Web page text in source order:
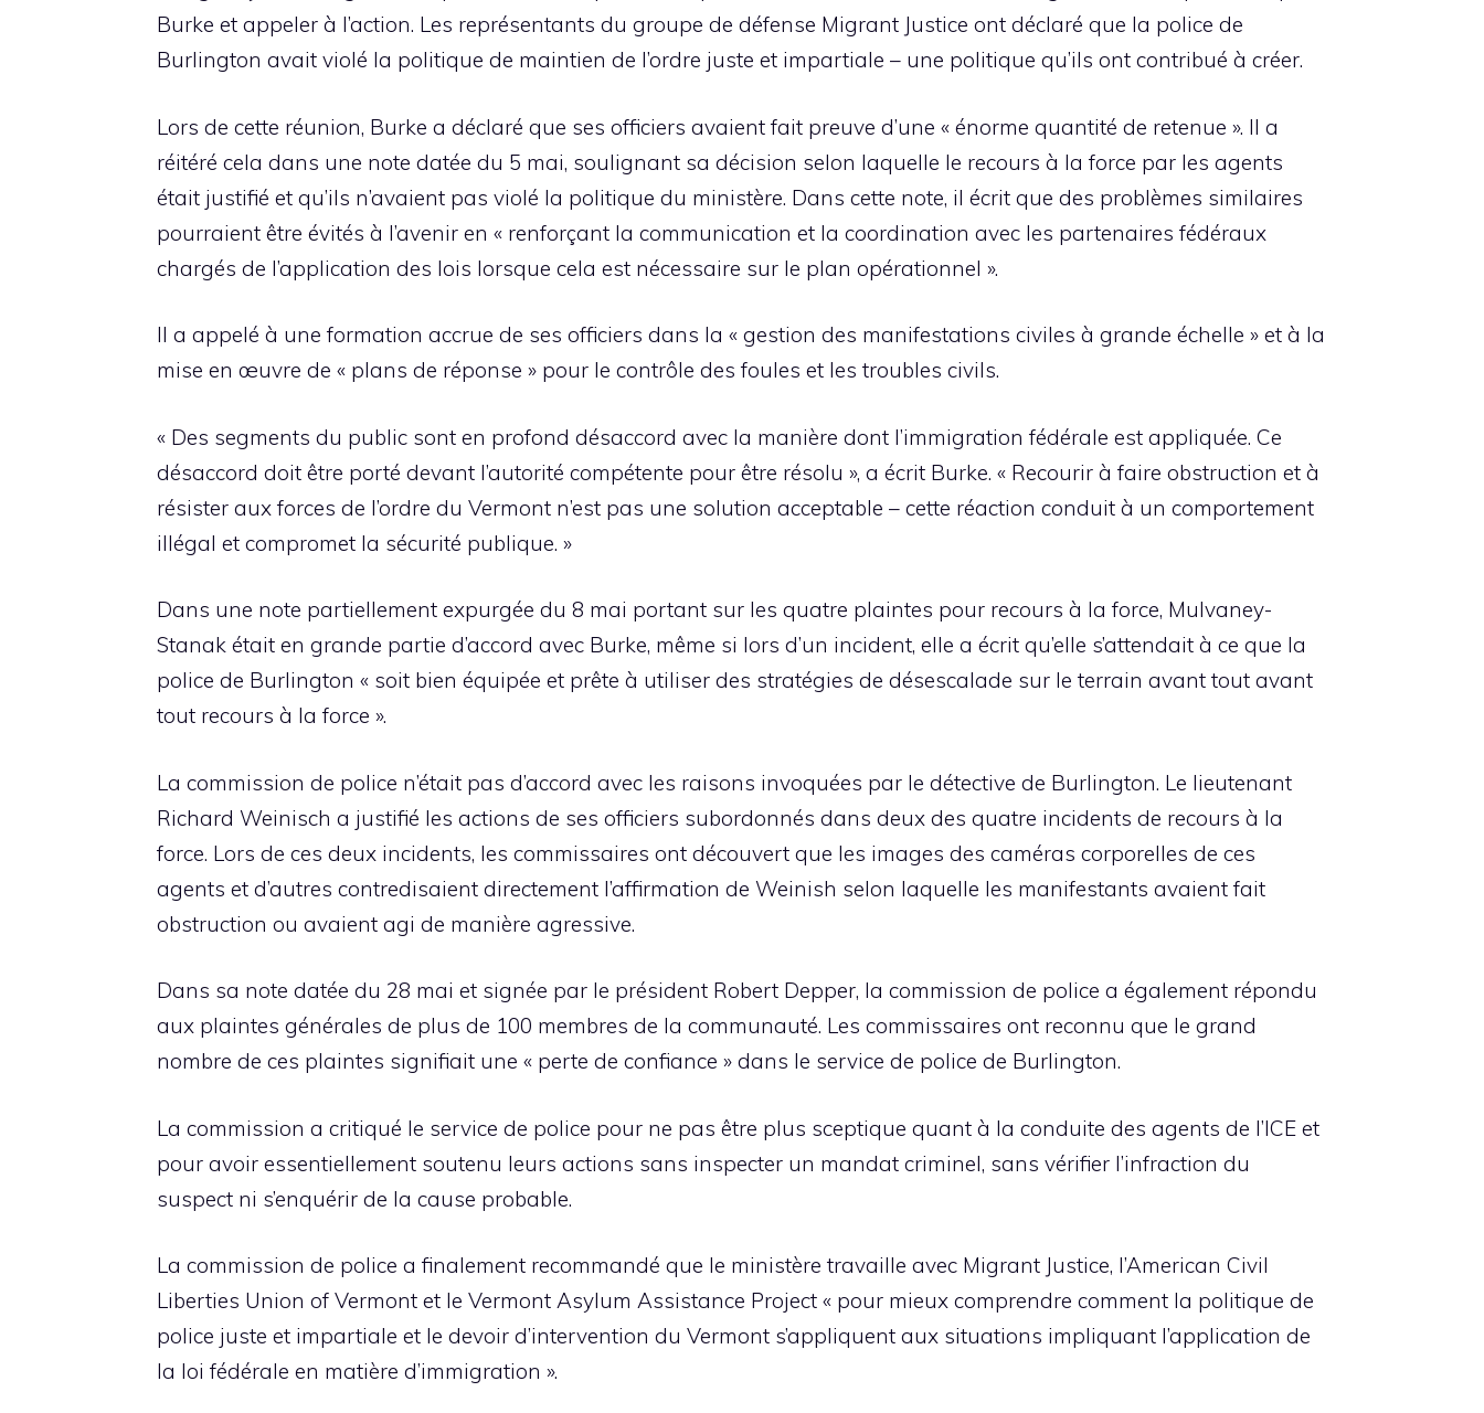
Burke et appeler à l’action. Les représentants du groupe de défense Migrant Justice ont déclaré que la police de
Burlington avait violé la politique de maintien de l’ordre juste et impartiale – une politique qu’ils ont contribué à créer.
Lors de cette réunion, Burke a déclaré que ses officiers avaient fait preuve d’une « énorme quantité de retenue ». Il a
réitéré cela dans une note datée du 5 mai, soulignant sa décision selon laquelle le recours à la force par les agents
était justifié et qu’ils n’avaient pas violé la politique du ministère. Dans cette note, il écrit que des problèmes similaires
pourraient être évités à l’avenir en « renforçant la communication et la coordination avec les partenaires fédéraux
chargés de l’application des lois lorsque cela est nécessaire sur le plan opérationnel ».
Il a appelé à une formation accrue de ses officiers dans la « gestion des manifestations civiles à grande échelle » et à la
mise en œuvre de « plans de réponse » pour le contrôle des foules et les troubles civils.
« Des segments du public sont en profond désaccord avec la manière dont l’immigration fédérale est appliquée. Ce
désaccord doit être porté devant l’autorité compétente pour être résolu », a écrit Burke. « Recourir à faire obstruction et à
résister aux forces de l’ordre du Vermont n’est pas une solution acceptable – cette réaction conduit à un comportement
illégal et compromet la sécurité publique. »
Dans une note partiellement expurgée du 8 mai portant sur les quatre plaintes pour recours à la force, Mulvaney-
Stanak était en grande partie d’accord avec Burke, même si lors d’un incident, elle a écrit qu’elle s’attendait à ce que la
police de Burlington « soit bien équipée et prête à utiliser des stratégies de désescalade sur le terrain avant tout avant
tout recours à la force ».
La commission de police n’était pas d’accord avec les raisons invoquées par le détective de Burlington. Le lieutenant
Richard Weinisch a justifié les actions de ses officiers subordonnés dans deux des quatre incidents de recours à la
force. Lors de ces deux incidents, les commissaires ont découvert que les images des caméras corporelles de ces
agents et d’autres contredisaient directement l’affirmation de Weinish selon laquelle les manifestants avaient fait
obstruction ou avaient agi de manière agressive.
Dans sa note datée du 28 mai et signée par le président Robert Depper, la commission de police a également répondu
aux plaintes générales de plus de 100 membres de la communauté. Les commissaires ont reconnu que le grand
nombre de ces plaintes signifiait une « perte de confiance » dans le service de police de Burlington.
La commission a critiqué le service de police pour ne pas être plus sceptique quant à la conduite des agents de l’ICE et
pour avoir essentiellement soutenu leurs actions sans inspecter un mandat criminel, sans vérifier l’infraction du
suspect ni s’enquérir de la cause probable.
La commission de police a finalement recommandé que le ministère travaille avec Migrant Justice, l’American Civil
Liberties Union of Vermont et le Vermont Asylum Assistance Project « pour mieux comprendre comment la politique de
police juste et impartiale et le devoir d’intervention du Vermont s’appliquent aux situations impliquant l’application de
la loi fédérale en matière d’immigration ».